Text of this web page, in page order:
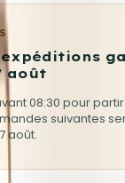
août
08:30 pour
suivantes
août.